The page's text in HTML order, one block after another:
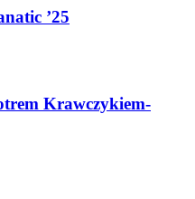
’25
Krawczykiem-